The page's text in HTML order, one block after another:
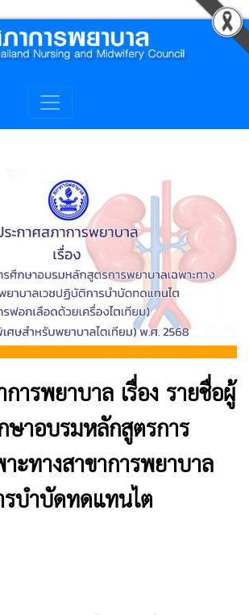
ารพยาบาล เรื่อง รายชื่อผู้
ษาอบรมหลักสูตรการ
ะทางสาขาการพยาบาล
บำบัดทดแทนไต